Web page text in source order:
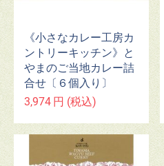
《小さなカレー工房カ
ントリーキッチン》と
やまのご当地カレー詰
合せ〔６個入り〕
3,974 円 (税込)